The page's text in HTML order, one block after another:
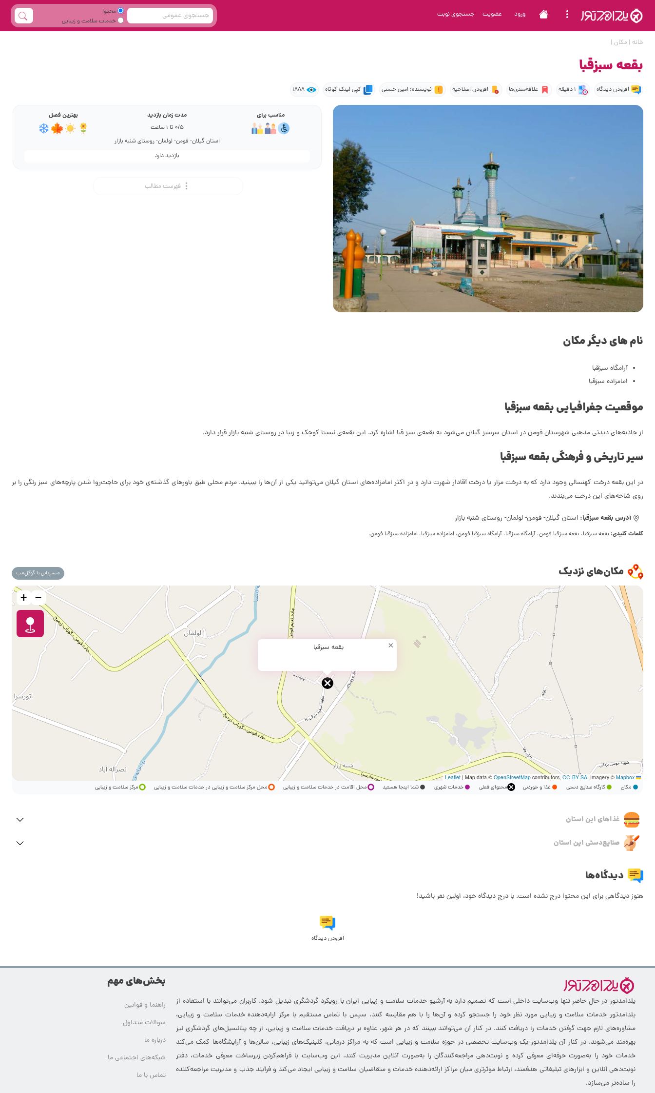
ورود عضویت جستجوی نوبت
محتوا
خدمات سلامت و زیبایی
خانه | مکان |
بقعه سبزقبا
افزودن دیدگاه 1 دقیقه علاقه‌مندی‌ها افزودن اصلاحیه نویسنده: امین حسنی کپی لینک کوتاه 1888
مناسب برای مدت زمان بازدید
0/5 تا 1 ساعت
بهترین فصل
استان گیلان- فومن- لولمان- روستای شنبه بازار
بازدید دارد
فهرست مطالب
نام های دیگر مکان
آرامگاه سبزقبا
امامزاده سبزقبا
موقعیت جغرافیایی بقعه سبزقبا
از جاذبه‌های دیدنی مذهبی شهرستان فومن در استان سرسبز گیلان می‌شود به بقعه‌ی سبز قبا اشاره کرد. این بقعه‌ی نسبتا کوچک و زیبا در روستای شنبه بازار قرار دارد.
سیر تاریخی و فرهنگی بقعه سبزقبا
در این بقعه درخت کهنسالی وجود دارد که به درخت مزار یا درخت آقادار شهرت دارد و در اکثر امامزاده‌های استان گیلان می‌توانید یکی از آن‌ها را ببینید. مردم محلی طبق باورهای گذشته‌ی خود برای حاجت‌روا شدن پارچه‌های سبز رنگی را بر
روی شاخه‌های این درخت می‌بندند.
آدرس بقعه سبزقبا: استان گیلان- فومن- لولمان- روستای شنبه بازار
کلمات کلیدی: بقعه سبزقبا، بقعه سبزقبا فومن، آرامگاه سبزقبا، آرامگاه سبزقبا فومن، امامزاده سبزقبا، امامزاده سبزقبا فومن،
مکان‌های نزدیک مسیریابی با گوگل‌مپ
بقعه سبزقبا ×
+ −
Leaflet
| Map data © OpenStreetMapcontributors, CC-BY-SA, Imagery © Mapbox
مکان کارگاه صنایع دستی غذا و خوردنی محتوای فعلی خدمات شهری شما اینجا هستید محل اقامت در خدمات سلامت و زیبایی محل مرکز سلامت و زیبایی در خدمات سلامت و زیبایی مرکز سلامت و زیبایی
غذاهای این استان
صنایع‌دستی این استان
دیدگاه‌ها
هنوز دیدگاهی برای این محتوا درج نشده است. با درج دیدگاه خود، اولین نفر باشید!
افزودن دیدگاه
یلدامدتور در حال حاضر تنها وب‌سایت داخلی است که تصمیم دارد به آرشیو خدمات سلامت و زیبایی ایران با رویکرد گردشگری تبدیل شود. کاربران می‌توانند با استفاده از
یلدامدتور خدمات سلامت و زیبایی مورد نظر خود را جستجو کرده و آن‌ها را با هم مقایسه کنند. سپس با تماس مستقیم با مرکز ارایه‌دهنده خدمات سلامت و زیبایی،
مشاوره‌های لازم جهت گرفتن خدمات را دریافت کنند. در کنار آن می‌توانند ببینند که در هر شهر، علاوه بر دریافت خدمات سلامت و زیبایی، از چه پتانسیل‌های گردشگری نیز
بهره‌مند می‌شوند. در کنار آن یلدامدتور یک وب‌سایت تخصصی در حوزه سلامت و زیبایی است که به مراکز درمانی، کلینیک‌های زیبایی، سالن‌ها و آرایشگاه‌ها کمک می‌کند
خدمات خود را به‌صورت حرفه‌ای معرفی کرده و نوبت‌دهی مراجعه‌کنندگان را به‌صورت آنلاین مدیریت کنند. این وب‌سایت با فراهم‌کردن زیرساخت معرفی خدمات، دفتر
نوبت‌دهی آنلاین و ابزارهای تبلیغاتی هدفمند، ارتباط موثرتری میان مراکز ارائه‌دهنده خدمات و متقاضیان سلامت و زیبایی ایجاد می‌کند و فرآیند جذب و مدیریت مراجعه‌کننده
را ساده‌تر می‌سازد.
بخش‌های مهم
راهنما و قوانین
سوالات متداول
درباره ما
شبکه‌های اجتماعی ما
تماس با ما